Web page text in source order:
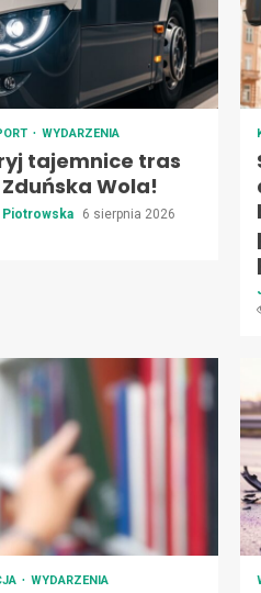
WYDARZENIA
tajemnice tras
Zduńska Wola!
Piotrowska
6 sierpnia 2026
WYDARZENIA